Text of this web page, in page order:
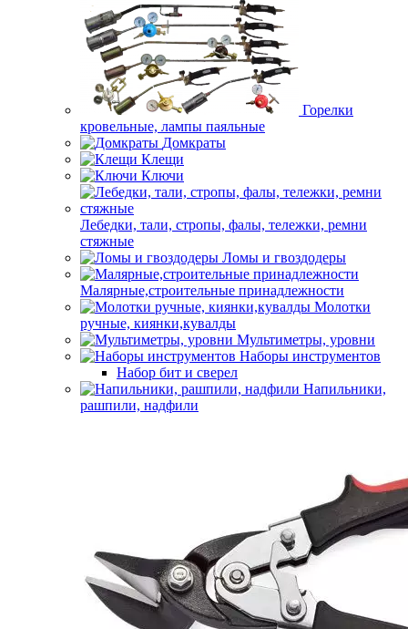
Горелки
кровельные, лампы паяльные
Домкраты
Клещи
Ключи
Лебедки, тали, стропы, фалы, тележки, ремни
стяжные
Ломы и гвоздодеры
Малярные,строительные принадлежности
Молотки
ручные, киянки,кувалды
Мультиметры, уровни
Наборы инструментов
Набор бит и сверел
Напильники,
рашпили, надфили